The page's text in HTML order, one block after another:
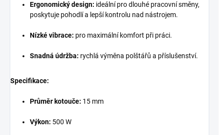
Ergonomický design: ideální pro dlouhé pracovní směny,
poskytuje pohodlí a lepší kontrolu nad nástrojem.
Nízké vibrace: pro maximální komfort při práci.
Snadná údržba: rychlá výměna polštářů a příslušenství.
Specifikace:
Průměr kotouče: 15 mm
Výkon: 500 W